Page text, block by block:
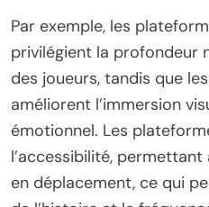
Par exemple, les
privilégient la profondeur
des joueurs, tandis que
améliorent l’immersion
émotionnel. Les
l’accessibilité, permettant
en déplacement, ce qui